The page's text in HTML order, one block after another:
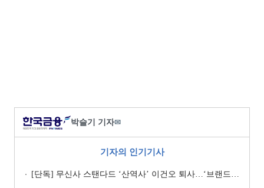
박슬기 기자✉
기자의 인기기사
[단독] 무신사 스탠다드 ‘산역사’ 이건오 퇴사…‘브랜드 정체성’ 전환점 맞나